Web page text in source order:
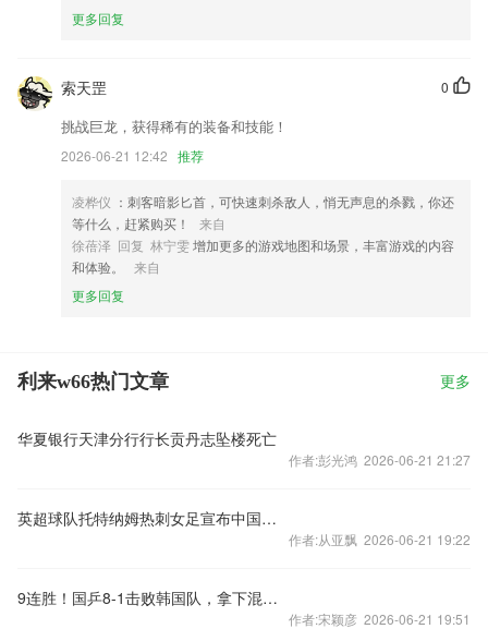
更多回复
0
索天罡
挑战巨龙，获得稀有的装备和技能！
2026-06-21 12:42 推荐
凌桦仪 ：刺客暗影匕首，可快速刺杀敌人，悄无声息的杀戮，你还
等什么，赶紧购买！
来自
徐蓓泽 回复 林宁雯增加更多的游戏地图和场景，丰富游戏的内容
和体验。
来自
更多回复
利来w66热门文章 更多
华夏银行天津分行行长贡丹志坠楼死亡
作者:彭光鸿 2026-06-21 21:27
英超球队托特纳姆热刺女足宣布中国球员王霜加盟
作者:从亚飘 2026-06-21 19:22
9连胜！国乒8-1击败韩国队，拿下混合团体世界杯冠军
作者:宋颖彦 2026-06-21 19:51